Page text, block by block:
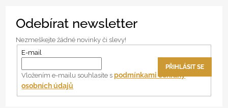
Odebírat newsletter
Nezmeškejte žádné novinky či slevy!
E-mail
Vložením e-mailu souhlasíte spodmínkami ochrany
osobních údajů
PŘIHLÁSIT SE